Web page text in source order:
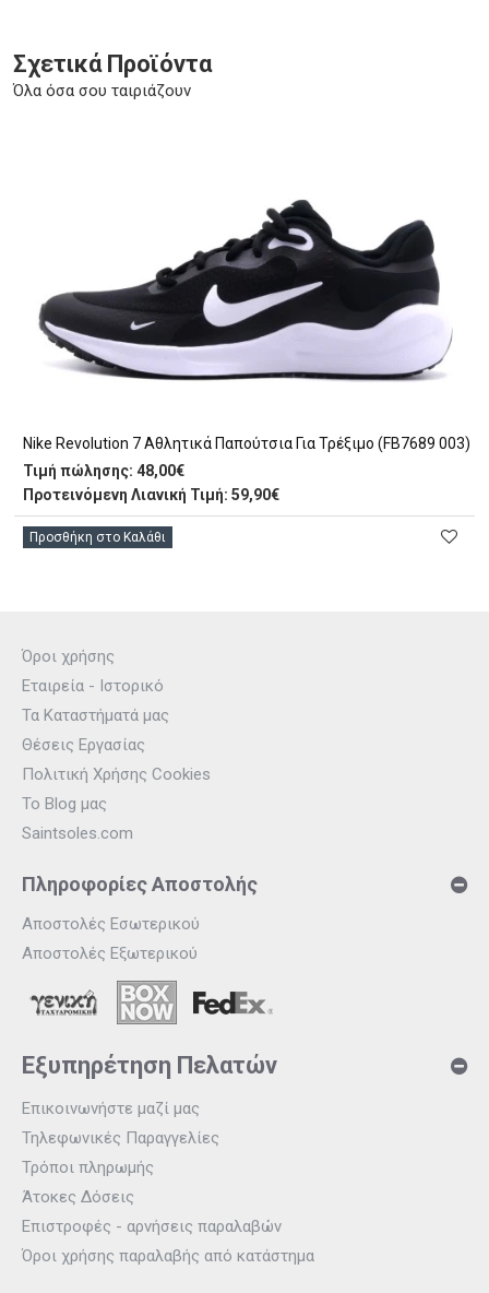
Σχετικά Προϊόντα
Όλα όσα σου ταιριάζουν
Nike Revolution 7 Αθλητικά Παπούτσια Για Τρέξιμο (FB7689 003)
Τιμή πώλησης: 48,00€
Προτεινόμενη Λιανική Τιμή: 59,90€
Προσθήκη στο Καλάθι
Όροι χρήσης
Εταιρεία - Ιστορικό
Τα Καταστήματά μας
Θέσεις Εργασίας
Πολιτική Χρήσης Cookies
Το Blog μας
Saintsoles.com
Πληροφορίες Αποστολής
Αποστολές Εσωτερικού
Αποστολές Εξωτερικού
Εξυπηρέτηση Πελατών
Επικοινωνήστε μαζί μας
Τηλεφωνικές Παραγγελίες
Τρόποι πληρωμής
Άτοκες Δόσεις
Επιστροφές - αρνήσεις παραλαβών
Όροι χρήσης παραλαβής από κατάστημα